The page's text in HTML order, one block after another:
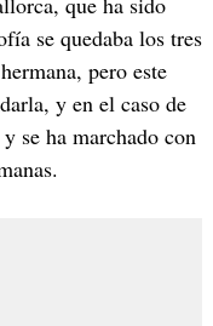
se quedaba los tres
pero este
y en el caso de
se ha marchado con